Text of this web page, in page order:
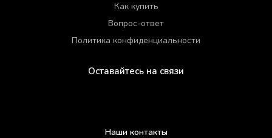
Как купить
Вопрос-ответ
Политика конфиденциальности
Оставайтесь на связи
Наши контакты